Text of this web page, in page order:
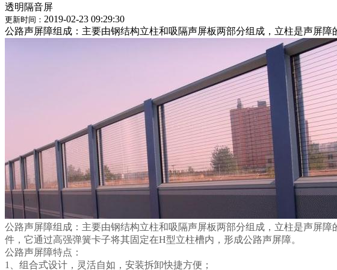
透明隔音屏
更新时间： 2019-02-23 09:29:30
公路声屏障组成：主要由钢结构立柱和吸隔声屏板两部分组成，立柱是声屏
公路声屏障组成：主要由钢结构立柱和吸隔声屏板两部分组成，立柱是声屏
件，它通过高强弹簧卡子将其固定在H型立柱槽内，形成公路声屏障。
公路声屏障特点：
1、组合式设计，灵活自如，安装拆卸快捷方便；